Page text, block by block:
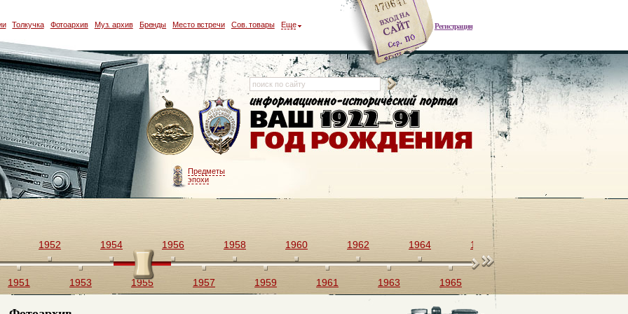
Регистрация
Толкучка Фотоархив Муз. архив Бренды Место встречи Сов. товары Еще
Предметы
эпохи
1951
1952
1953
1954
1955
1956
1957
1958
1959
1960
1961
1962
1963
1964
1965
1966